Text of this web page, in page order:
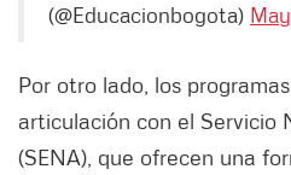
(@Educacionbogota)
Por otro lado, los
articulación con el Servicio
(SENA), que ofrecen una